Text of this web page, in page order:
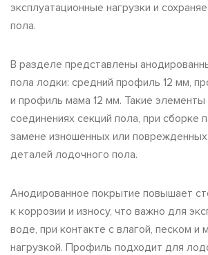
эксплуатационные нагрузки и
пола.
В разделе представлены
пола лодки: средний профиль 12 мм,
и профиль мама 12 мм. Такие элементы
соединениях секций пола, при сборке
замене изношенных или
деталей лодочного пола.
Анодированное покрытие повышает
к коррозии и износу, что важно для
воде, при контакте с влагой, песком и
нагрузкой. Профиль подходит для